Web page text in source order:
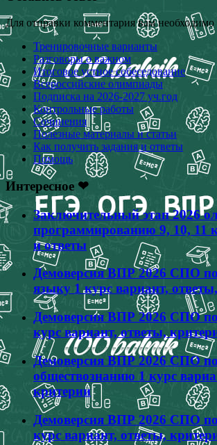
Для отправки комментария вам необходимо
Тренировочные варианты
Разговоры о важном
Итоговое устное собеседование
Всероссийские олимпиады
Подписка на 2026-2027 уч.год
Контрольные работы
Сочинения
Полезные материалы и статьи
Как получить задания и ответы
Помощь
Интересное ❤
Заключительный этап 2026
программированию 9, 10, 11
и ответы
Демоверсия ВПР 2026 СПО
языку 1 курс вариант,
Демоверсия ВПР 2026 СПО по
курс вариант, ответы,
Демоверсия ВПР 2026 СПО по
обществознанию 1 курс
критерии
Демоверсия ВПР 2026 СПО
курс вариант, ответы,